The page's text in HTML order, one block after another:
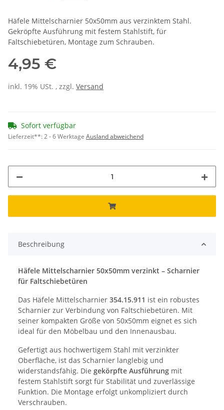
Häfele Mittelscharnier 50x50mm aus verzinktem Stahl.
Gekröpfte Ausführung mit festem Stahlstift, für
Faltschiebetüren, Montage zum Schrauben.
4,95 €
inkl. 19% USt. , zzgl. Versand
Sofort verfügbar
Lieferzeit**:2 - 6 Werktage Ausland abweichend
Beschreibung
Häfele Mittelscharnier 50x50mm verzinkt – Scharnier
für Faltschiebetüren
Das Häfele Mittelscharnier 354.15.911 ist ein robustes
Scharnier zur Verbindung von Faltschiebetüren. Mit
seiner kompakten Größe von 50x50mm eignet es sich
ideal für den Möbelbau und den Innenausbau.
Gefertigt aus hochwertigem Stahl mit verzinkter
Oberfläche, ist das Scharnier langlebig und
widerstandsfähig. Die gekörpfte Ausführung mit
festem Stahlstift sorgt für Stabilität und zuverlässige
Funktion. Die Montage erfolgt unkompliziert durch
Verschrauben.